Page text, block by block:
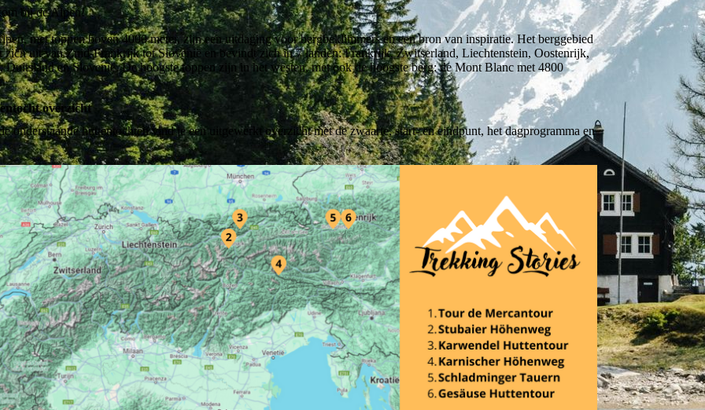
bij de Alpen!
met toppen boven 4000 meter, zijn een uitdaging voor bergbeklimmers en een bron van inspiratie. Het berggebied
zich uit van Zuid-Frankrijk tot Slovenië en bevindt zich in 7 landen: Frankrijk, Zwitserland, Liechtenstein, Oostenrijk,
Duitsland en Slovenië. De hoogste toppen zijn in het westen, met ook de hoogste berg: de Mont Blanc met 4800
overzicht
de onderstaande huttentochten vind je een uitgewerkt overzicht met de zwaarte, start- en eindpunt, het dagprogramma en